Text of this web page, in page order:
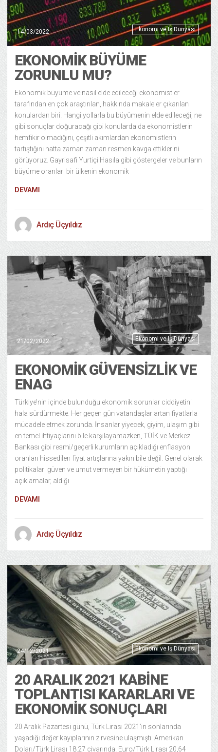
Ekonomi ve Iş Dünyası
14/03/2022
EKONOMIK BÜYÜME
ZORUNLU MU?
Ekonomik büyüme ve nasıl elde edileceği ekonomistler
tarafından en çok araştırılan, hakkında makaleler çıkarılan
konulardan biri. Hangi yollarla bu büyümenin elde edileceği, ne
gibi sonuçlar doğuracağı gibi konularda da ekonomistlerin
hemfikir olmadığını, çeşitli akımlardan ekonomistlerin
tartıştığını hatta zaman zaman resmen kavga ettiklerini
görüyoruz. Gayrisafi Yurtiçi Hasıla gibi göstergeler ve bunların
büyüme oranları bir ülkenin ekonomik
DEVAMI
Ardıç Üçyıldız
Ekonomi ve Iş Dünyası
21/02/2022
EKONOMIK GÜVENSIZLIK VE
ENAG
Türkiye’nin içinde bulunduğu ekonomik sorunlar ciddiyetini
hala sürdürmekte. Her geçen gün vatandaşlar artan fiyatlarla
mücadele etmek zorunda. İnsanlar yiyecek, giyim, ulaşım gibi
en temel ihtiyaçlarını bile karşılayamazken, TÜİK ve Merkez
Bankası gibi resmi/geçerli kurumların açıkladığı enflasyon
oranları hissedilen fiyat artışlarına yakın bile değil. Genel olarak
politikaları güven ve umut vermeyen bir hükümetin yaptığı
açıklamalar, aldığı
DEVAMI
Ardıç Üçyıldız
Ekonomi ve Iş Dünyası
24/12/2021
20 ARALIK 2021 KABINE
TOPLANTISI KARARLARI VE
EKONOMIK SONUÇLARI
20 Aralık Pazartesi günü, Türk Lirası 2021’in sonlarında
yaşadığı değer kayıplarının zirvesine ulaşmıştı. Amerikan
Doları/Türk Lirası 18,27 civarında, Euro/Türk Lirası 20,64